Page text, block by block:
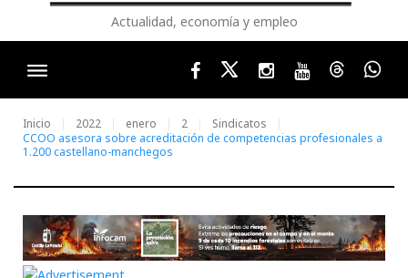
Actualidad, economía y empleo
FacebookTwitterInstagram
YoutubeThreads
Inicio 2022 enero 2
Sindicatos
CCOO asesora sobre acreditación de competencias profesionales a
1.200 castellano-manchegos